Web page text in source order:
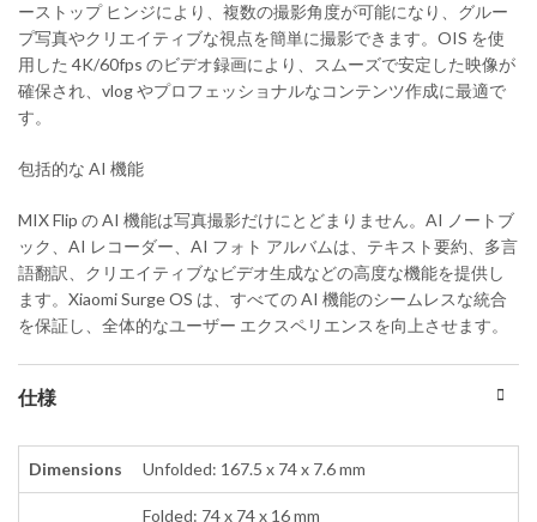
ーストップ ヒンジにより、複数の撮影角度が可能になり、グルー
プ写真やクリエイティブな視点を簡単に撮影できます。OIS を使
用した 4K/60fps のビデオ録画により、スムーズで安定した映像が
確保され、vlog やプロフェッショナルなコンテンツ作成に最適で
す。
包括的な AI 機能
MIX Flip の AI 機能は写真撮影だけにとどまりません。AI ノートブ
ック、AI レコーダー、AI フォト アルバムは、テキスト要約、多言
語翻訳、クリエイティブなビデオ生成などの高度な機能を提供し
ます。Xiaomi Surge OS は、すべての AI 機能のシームレスな統合
を保証し、全体的なユーザー エクスペリエンスを向上させます。
仕様
Dimensions Unfolded: 167.5 x 74 x 7.6 mm
Folded: 74 x 74 x 16 mm